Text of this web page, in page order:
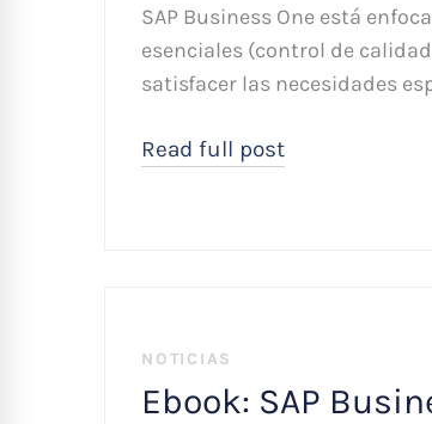
SAP Business One está
esenciales (control de
satisfacer las necesidades
Read full post
NOTICIAS
Ebook: SAP